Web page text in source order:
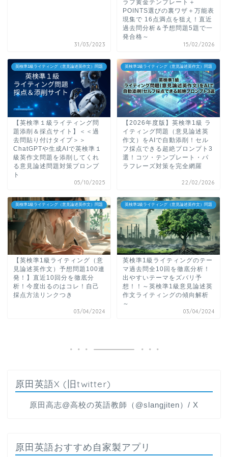
31/03/2023
ラフ黄金テンプレート＋
POINTS選びの裏ワザ＋万能表
現集で 16点満点を狙え！直近
過去問分析＆予想問題5題で一
発合格～
15/02/2026
英検準1級ライティング（意見論述英作文）問題
【英検準１級ライティング問
題添削＆採点サイト】＜＜過
去問貼り付けタイプ＞＞
ChatGPTや生成AIで英検準１
級英作文問題を添削してくれ
る意見論述問題対策プロンプ
ト
05/10/2025
英検準1級ライティング（意見論述英作文）問題
【2026年度版】英検準1級 ラ
イティング問題（意見論述英
作文）をAIで自動添削！セル
フ採点できる超絶プロンプト3
選！コツ・テンプレート・パ
ラフレーズ対策を完全網羅
22/02/2026
英検準1級ライティング（意見論述英作文）問題
【英検準1級ライティング（意
見論述英作文）予想問題100連
発！】直近10回分を徹底分
析！今度出るのはコレ！自己
採点方法リンクつき
03/04/2024
英検準1級ライティング（意見論述英作文）問題
英検準1級ライティングのテー
マ過去問全10回を徹底分析！
出やすいテーマをズバリ予
想！！～英検準1級意見論述英
作文ライティングの傾向解析
～
03/04/2024
原田英語X (旧twitter)
原田高志@高校の英語教師（@slangjiten）/ X
原田英語おすすめ自家製アプリ